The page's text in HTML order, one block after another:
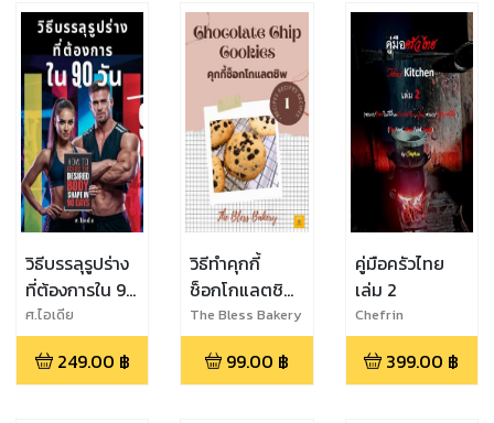
วิธีบรรลุรูปร่าง
ที่ต้องการใน 90
วัน
ศ.ไอเดีย
249.00 ฿
วิธีทำคุกกี้
ช็อกโกแลตชิพ
Chocolate
Chip Cookies
โดย The Bless
The Bless Bakery
เบลสเบเกอรี่ -
คุกกี้ บราวนี่ เค้ก
99.00 ฿
คู่มือครัวไทย
เล่ม 2
Chefrin
399.00 ฿